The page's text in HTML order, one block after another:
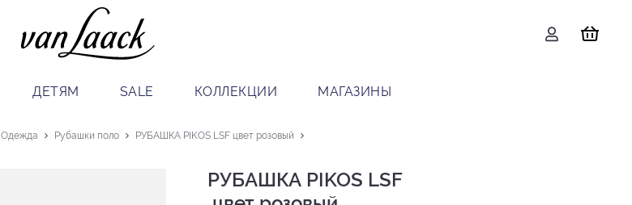
ДЕТЯМ SALE КОЛЛЕКЦИИ МАГАЗИНЫ
Одежда Рубашки поло РУБАШКА PIKOS LSF цвет розовый
РУБАШКА PIKOS LSF